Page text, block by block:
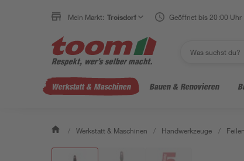
Mein Markt: Troisdorf Geöffnet bis 20:00 Uhr
Werkstatt & Maschinen Bauen & Renovieren
/ Werkstatt & Maschinen / Handwerkzeuge /